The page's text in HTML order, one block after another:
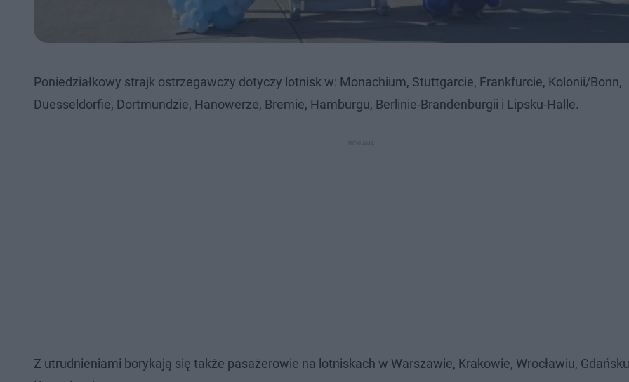
Poniedziałkowy strajk ostrzegawczy dotyczy lotnisk w: Monachium, Stuttgarcie, Frankfurcie, Kolonii/Bonn,
Duesseldorfie, Dortmundzie, Hanowerze, Bremie, Hamburgu, Berlinie-Brandenburgii i Lipsku-Halle.
Z utrudnieniami borykają się także pasażerowie na lotniskach w Warszawie, Krakowie, Wrocławiu,